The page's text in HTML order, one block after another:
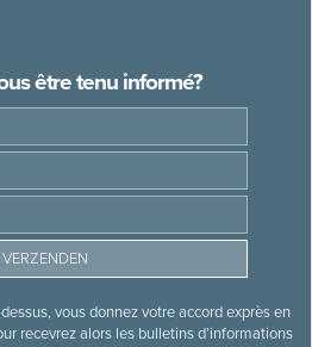
être tenu informé?
vous donnez votre accord exprès en
recevrez alors les bulletins d’informations